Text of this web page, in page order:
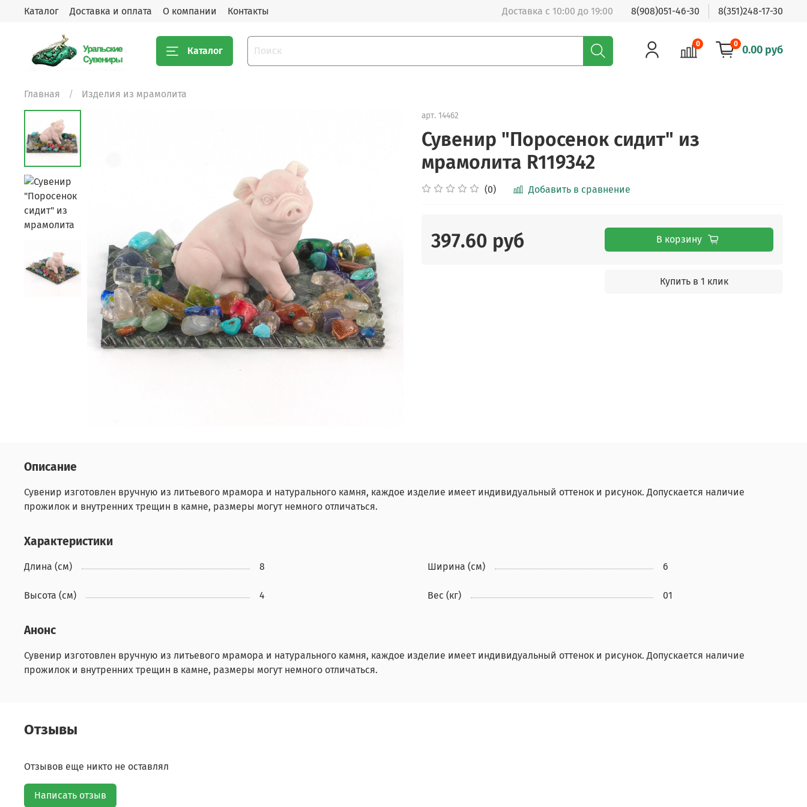
Каталог Доставка и оплата О компании Контакты Доставка с 10:00 до 19:00 8(908)051-46-30 8(351)248-17-30
Каталог
0 0 0.00 руб
Главная Изделия из мрамолита
арт. 14462
Сувенир "Поросенок сидит" из
мрамолита R119342
(0) Добавить в сравнение
397.60 руб В корзину
Купить в 1 клик
Описание
Сувенир изготовлен вручную из литьевого мрамора и натурального камня, каждое изделие имеет индивидуальный оттенок и рисунок. Допускается наличие
прожилок и внутренних трещин в камне, размеры могут немного отличаться.
Характеристики
Длина (см) 8 Ширина (см) 6
Высота (см) 4 Вес (кг) 01
Анонс
Сувенир изготовлен вручную из литьевого мрамора и натурального камня, каждое изделие имеет индивидуальный оттенок и рисунок. Допускается наличие
прожилок и внутренних трещин в камне, размеры могут немного отличаться.
Отзывы
Отзывов еще никто не оставлял
Написать отзыв